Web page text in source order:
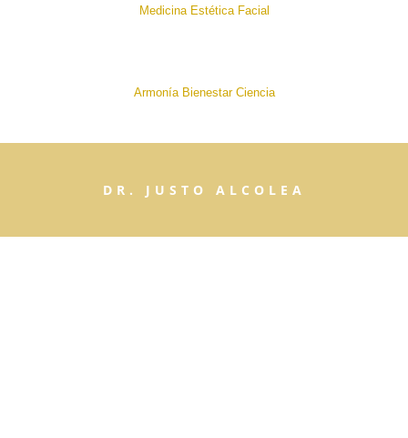
Medicina Estética Facial
Armonía Bienestar Ciencia
DR. JUSTO ALCOLEA